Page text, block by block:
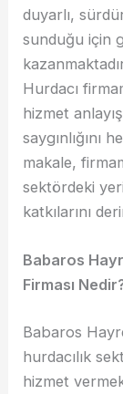
duyarlı,
sunduğu için
Hurdacı
hizmet
saygınlığını
makale,
sektördeki
katkılarını
Babaros
Firması
Babaros
hurdacılık
hizmet